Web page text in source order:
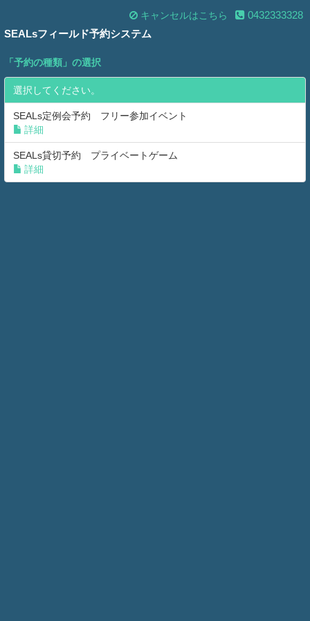
キャンセルはこちら
0432333328
SEALsフィールド予約システム
「 予約の種類 」の選択
選択してください。
SEALs定例会予約 フリー参加イベント
詳細
SEALs貸切予約 プライベートゲーム
詳細